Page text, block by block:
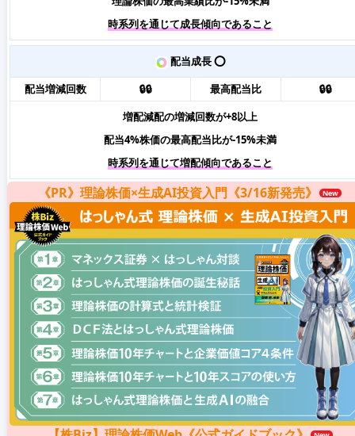
時系列を通じて成長傾向であること
配当成長 ⭕️
配当増減回数
🔒🔒 最高配当比
🔒🔒
増配減配の増減回数が+8以上
配当4%株価の最高配当比が-15%未満
時系列を通じて増配傾向であること
《PR》理論株価×生成AI投資入門《3/16新発売》